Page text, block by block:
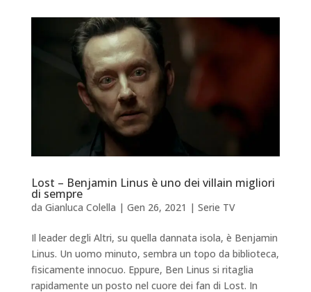
Lost – Benjamin Linus è uno dei villain migliori
di sempre
da Gianluca Colella | Gen 26, 2021 | Serie TV
Il leader degli Altri, su quella dannata isola, è Benjamin
Linus. Un uomo minuto, sembra un topo da biblioteca,
fisicamente innocuo. Eppure, Ben Linus si ritaglia
rapidamente un posto nel cuore dei fan di Lost. In